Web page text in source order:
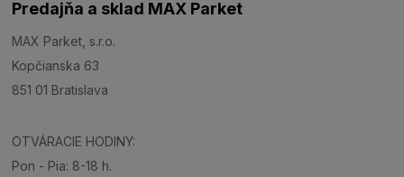
Predajňa a sklad MAX Parket
MAX Parket, s.r.o.
Kopčianska 63
851 01 Bratislava
OTVÁRACIE HODINY:
Pon - Pia: 8-18 h.